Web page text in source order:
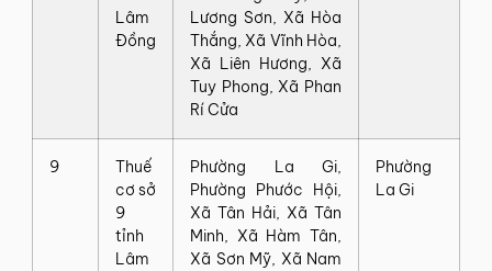
Lâm
Đồng
Lương‍ Sơn,‍ Xã‍ Hòa‍
Thắng,‍ Xã‍ Vĩnh‍ Hòa,‍
Xã‍ Liên‍ Hương,‍ Xã‍
Tuy‍ Phong,‍ Xã‍ Phan‍
Rí‍ Cửa
9
Thuế‍
cơ‍ sở‍
9‍
tỉnh
Lâm
Phường‍ La‍ Gi,‍
Phường‍ Phước‍ Hội,‍
Xã‍ Tân‍ Hải,‍ Xã‍ Tân‍
Minh,‍ Xã‍ Hàm‍ Tân,‍
Xã‍ Sơn‍ Mỹ,‍ Xã‍ Nam‍
Phường‍
La‍ Gi